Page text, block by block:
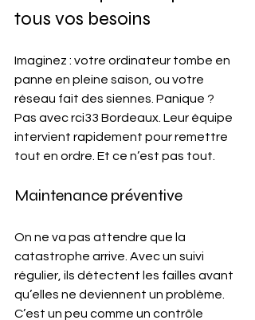
tous vos besoins
Imaginez : votre ordinateur tombe en
panne en pleine saison, ou votre
réseau fait des siennes. Panique ?
Pas avec rci33 Bordeaux. Leur équipe
intervient rapidement pour remettre
tout en ordre. Et ce n’est pas tout.
Maintenance préventive
On ne va pas attendre que la
catastrophe arrive. Avec un suivi
régulier, ils détectent les failles avant
qu’elles ne deviennent un problème.
C’est un peu comme un contrôle